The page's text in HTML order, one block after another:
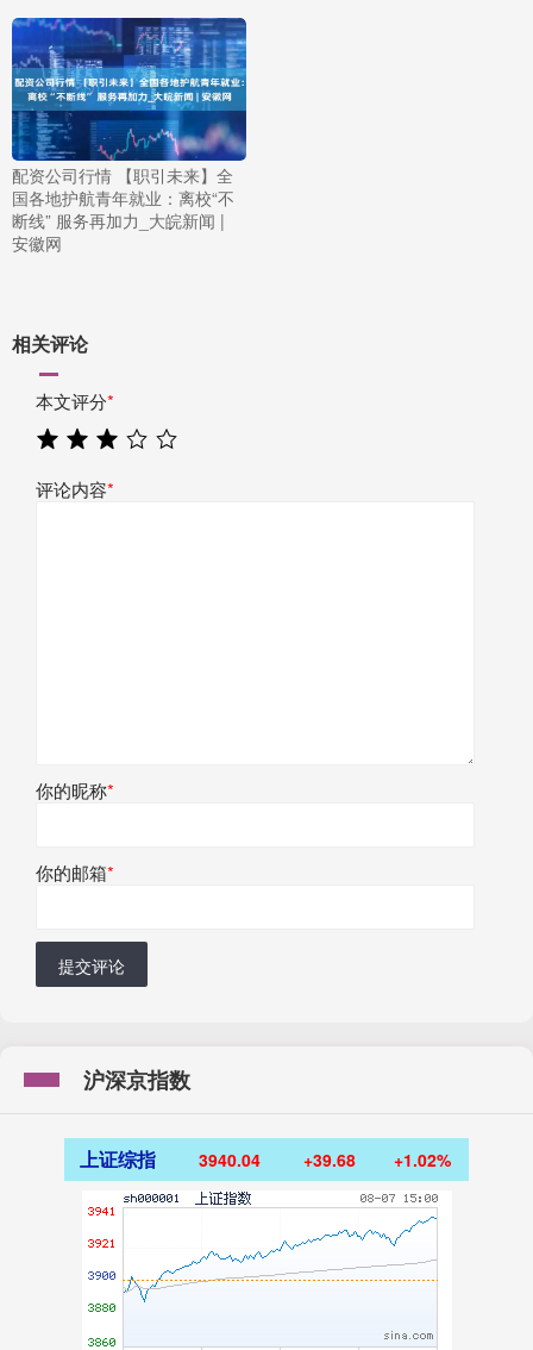
配资公司行情 【职引未来】全
国各地护航青年就业：离校“不
断线” 服务再加力_大皖新闻 |
安徽网
相关评论
本文评分*
评论内容*
你的昵称*
你的邮箱*
提交评论
沪深京指数
上证综指 3940.04 +39.68 +1.02%